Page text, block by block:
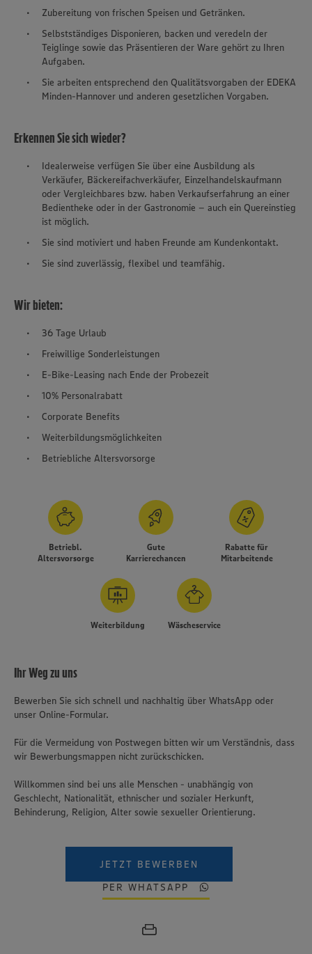
Wir setzen Cookies und andere Technologien ein, um Ihnen
ein bestmögliches Nutzungserlebnis unserer Website zu
Zubereitung von frischen Speisen und Getränken.
Selbstständiges Disponieren, backen und veredeln der
Teiglinge sowie das Präsentieren der Ware gehört zu Ihren
Aufgaben.
Sie arbeiten entsprechend den Qualitätsvorgaben der EDEKA
Minden-Hannover und anderen gesetzlichen Vorgaben.
Erkennen Sie sich wieder?
Idealerweise verfügen Sie über eine Ausbildung als
Verkäufer, Bäckereifachverkäufer, Einzelhandelskaufmann
oder Vergleichbares bzw. haben Verkaufserfahrung an einer
Bedientheke oder in der Gastronomie – auch ein Quereinstieg
ist möglich.
Sie sind motiviert und haben Freunde am Kundenkontakt.
Sie sind zuverlässig, flexibel und teamfähig.
Wir bieten:
36 Tage Urlaub
Freiwillige Sonderleistungen
E-Bike-Leasing nach Ende der Probezeit
10% Personalrabatt
Corporate Benefits
Weiterbildungsmöglichkeiten
Betriebliche Altersvorsorge
Betriebl.
Altersvorsorge
Gute
Karrierechancen
Rabatte für
Mitarbeitende
Weiterbildung Wäscheservice
Ihr Weg zu uns
Bewerben Sie sich schnell und nachhaltig über WhatsApp oder
unser Online-Formular.
Für die Vermeidung von Postwegen bitten wir um Verständnis, dass
wir Bewerbungsmappen nicht zurückschicken.
Willkommen sind bei uns alle Menschen - unabhängig von
Geschlecht, Nationalität, ethnischer und sozialer Herkunft,
Behinderung, Religion, Alter sowie sexueller Orientierung.
JETZT BEWERBEN
PER WHATSAPP